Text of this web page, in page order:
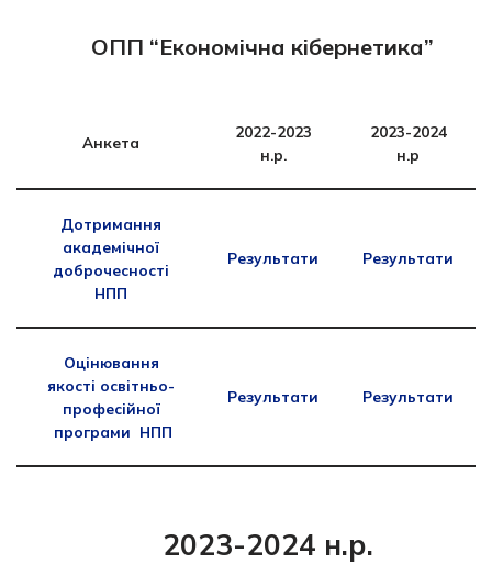
ОПП “Економічна кібернетика”
Анкета
2022-2023
н.р.
2023-2024
н.р
Дотримання
академічної
доброчесності
НПП
Результати Результати
Оцінювання
якості освітньо-
професійної
програми НПП
Результати Результати
2023-2024 н.р.